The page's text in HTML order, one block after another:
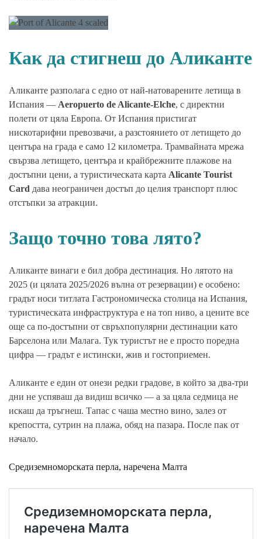
Как да стигнеш до Аликанте
Аликанте разполага с едно от най-натоварените летища в
Испания — Aeropuerto de Alicante-Elche, с директни
полети от цяла Европа. От Испания пристигат
нискотарифни превозвачи, а разстоянието от летището до
центъра на града е само 12 километра. Трамвайната мрежа
свързва летището, центъра и крайбрежните плажове на
достъпни цени, а туристическата карта Alicante Tourist
Card дава неограничен достъп до целия транспорт плюс
отстъпки за атракции.
Защо точно това лято?
Аликанте винаги е бил добра дестинация. Но лятото на
2025 (и цялата 2025/2026 вълна от резервации) е особено:
градът носи титлата Гастрономическа столица на Испания,
туристическата инфраструктура е на топ ниво, а цените все
още са по-достъпни от свръхпопулярни дестинации като
Барселона или Малага. Тук туристът не е просто поредна
цифра — градът е истински, жив и гостоприемен.
Аликанте е един от онези редки градове, в който за два-три
дни не успяваш да видиш всичко — а за цяла седмица не
искаш да тръгнеш. Тапас с чаша местно вино, залез от
крепостта, сутрин на плажа, обяд на пазара. После пак от
начало.
Средиземноморската перла, наречена Малта